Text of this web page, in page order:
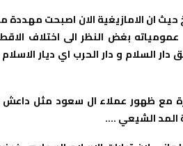
1930 سياسيا و دينيا و اقتصاديا الخ حيث ان الامازيغية الان اصبحت
بغض النظر الى اختلاف
السلام و دار الحرب اي ديار
مع ظهور عملاء ال سعود مثل
المد الشيعي ….